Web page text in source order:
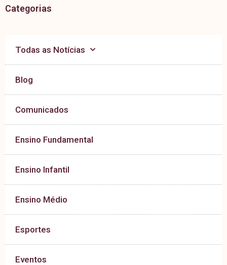
Categorias
Todas as Notícias
Blog
Comunicados
Ensino Fundamental
Ensino Infantil
Ensino Médio
Esportes
Eventos